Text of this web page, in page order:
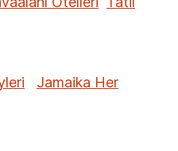
Jamaika Her